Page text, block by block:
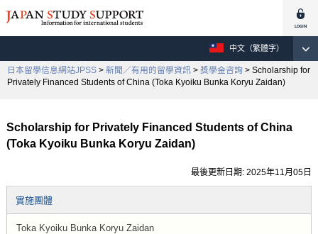
中文（繁體字）
日本留學信息網站JPSS > 新聞／有用的留學資訊 > 獎學金咨詢 > Scholarship for
Privately Financed Students of China (Toka Kyoiku Bunka Koryu Zaidan)
Scholarship for Privately Financed Students of China
(Toka Kyoiku Bunka Koryu Zaidan)
最後更新日期: 2025年11月05日
實施團體
Toka Kyoiku Bunka Koryu Zaidan